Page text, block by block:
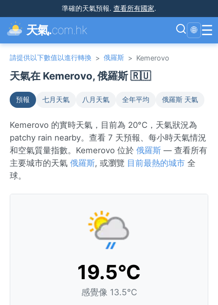
準確的天氣預報. 查看所有國家.
天氣.com.hk 🌐 ☰
請提供以下數值以進行轉換 > 俄羅斯 > Kemerovo
天氣在 Kemerovo, 俄羅斯 🇷🇺
預報 七月天氣 八月天氣 全年平均 俄羅斯 天氣
Kemerovo 的實時天氣，目前為 20°C，天氣狀況為
patchy rain nearby。查看 7 天預報、每小時天氣情況
和空氣質量指數。Kemerovo 位於 俄羅斯 — 查看所有
主要城市的天氣 俄羅斯, 或瀏覽 目前最熱的城市 全
球。
19.5°C
感覺像 13.5°C